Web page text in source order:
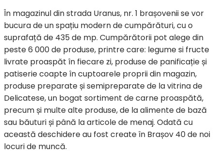
În magazinul din strada Uranus, nr. 1 brașovenii se vor
bucura de un spațiu modern de cumpărături, cu o
suprafață de 435 de mp. Cumpărătorii pot alege din
peste 6 000 de produse, printre care: legume si fructe
livrate proaspăt în fiecare zi, produse de panificație și
patiserie coapte în cuptoarele proprii din magazin,
produse preparate și semipreparate de la vitrina de
Delicatese, un bogat sortiment de carne proaspătă,
precum și multe alte produse, de la alimente de bază
sau băuturi și până la articole de menaj. Odată cu
această deschidere au fost create în Brașov 40 de noi
locuri de muncă.